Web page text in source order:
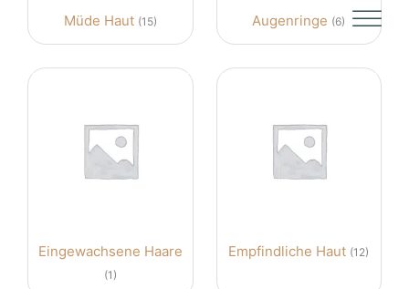
Müde Haut (15) Augenringe (6)
Eingewachsene Haare
(1)
Empfindliche Haut (12)